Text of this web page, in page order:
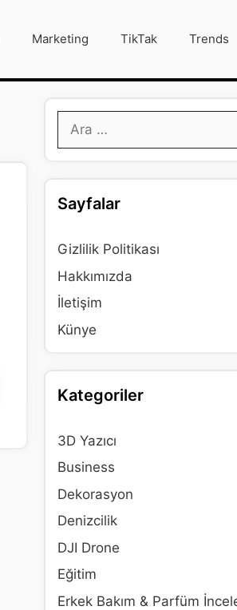
Marketing TikTak Trends
için
Sayfalar
Gizlilik Politikası
Hakkımızda
İletişim
Künye
Kategoriler
3D Yazıcı
Business
Dekorasyon
Denizcilik
DJI Drone
Eğitim
Erkek Bakım & Parfüm